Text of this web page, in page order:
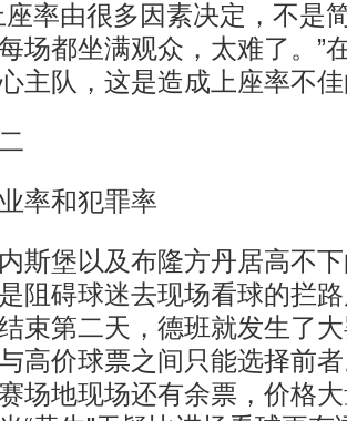
座率由很多因素决定，不是
场都坐满观众，太难了。”
主队，这是造成上座率不
和犯罪率
堡以及布隆方丹居高不下
阻碍球迷去现场看球的拦
束第二天，德班就发生了
高价球票之间只能选择前
场地现场还有余票，价格